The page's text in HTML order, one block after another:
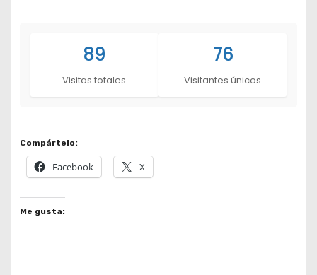
89
Visitas totales
76
Visitantes únicos
Compártelo:
Facebook X
Me gusta: